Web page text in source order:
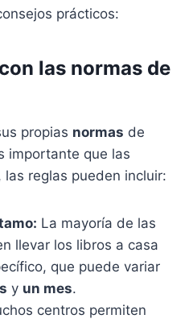
prácticos:
las normas de
propias normas de
importante que las
reglas pueden incluir:
La mayoría de las
llevar los libros a casa
que puede variar
y un mes.
centros permiten